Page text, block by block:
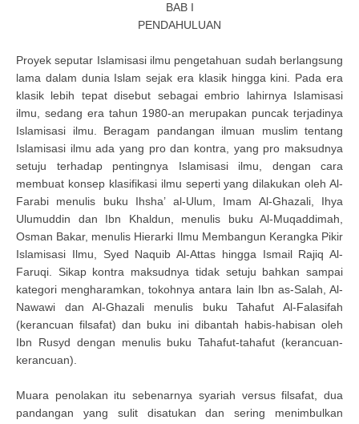
BAB I
PENDAHULUAN
Proyek seputar Islamisasi ilmu pengetahuan sudah berlangsung
lama dalam dunia Islam sejak era klasik hingga kini. Pada era
klasik lebih tepat disebut sebagai embrio lahirnya Islamisasi
ilmu, sedang era tahun 1980-an merupakan puncak terjadinya
Islamisasi ilmu. Beragam pandangan ilmuan muslim tentang
Islamisasi ilmu ada yang pro dan kontra, yang pro maksudnya
setuju terhadap pentingnya Islamisasi ilmu, dengan cara
membuat konsep klasifikasi ilmu seperti yang dilakukan oleh Al-
Farabi menulis buku Ihsha’ al-Ulum, Imam Al-Ghazali, Ihya
Ulumuddin dan Ibn Khaldun, menulis buku Al-Muqaddimah,
Osman Bakar, menulis Hierarki Ilmu Membangun Kerangka Pikir
Islamisasi Ilmu, Syed Naquib Al-Attas hingga Ismail Rajiq Al-
Faruqi. Sikap kontra maksudnya tidak setuju bahkan sampai
kategori mengharamkan, tokohnya antara lain Ibn as-Salah, Al-
Nawawi dan Al-Ghazali menulis buku Tahafut Al-Falasifah
(kerancuan filsafat) dan buku ini dibantah habis-habisan oleh
Ibn Rusyd dengan menulis buku Tahafut-tahafut (kerancuan-
kerancuan).
Muara penolakan itu sebenarnya syariah versus filsafat, dua
pandangan yang sulit disatukan dan sering menimbulkan